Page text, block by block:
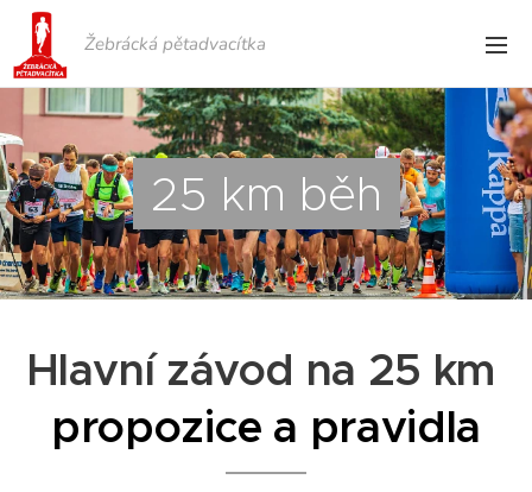
Žebrácká pětadvacítka
25 km běh
Hlavní závod na 25 km
propozice a pravidla